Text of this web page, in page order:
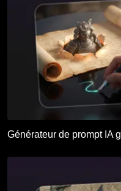
Générateur de prompt IA